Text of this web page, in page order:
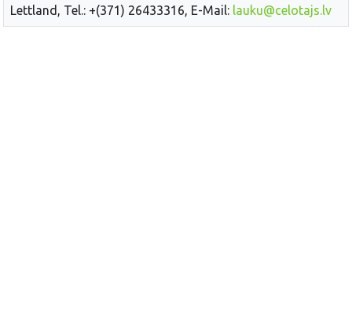
Lettland, Tel.: +(371) 26433316, E-Mail: lauku@celotajs.lv